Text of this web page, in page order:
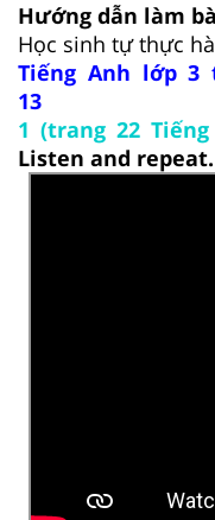
Hướng dẫn làm
Học sinh tự thực
Tiếng Anh lớp 3
13
1 (trang 22
Listen and